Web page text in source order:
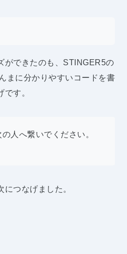
ができたのも、STINGER5の
まに分かりやすいコードを書
す。
人へ繋いでください。
つなげました。